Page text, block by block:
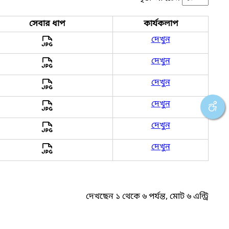
সেবার ধাপ
কার্যকলাপ
দেখুন
দেখুন
দেখুন
দেখুন
দেখুন
দেখুন
দেখছেন ১ থেকে ৬ পর্যন্ত, মোট ৬ এন্ট্রি